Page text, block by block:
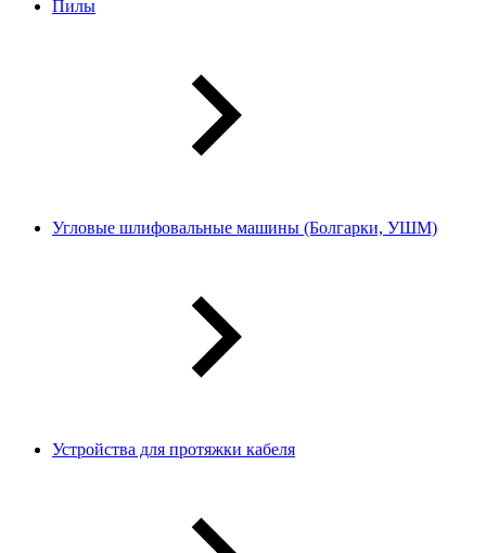
Пилы
Угловые шлифовальные машины (Болгарки, УШМ)
Устройства для протяжки кабеля